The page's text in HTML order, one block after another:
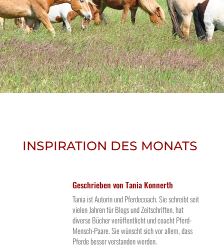
INSPIRATION DES MONATS
Geschrieben von Tania Konnerth
Tania ist Autorin und Pferdecoach. Sie schreibt seit
vielen Jahren für Blogs und Zeitschriften, hat
diverse Bücher veröffentlicht und coacht Pferd-
Mensch-Paare. Sie wünscht sich vor allem, dass
Pferde besser verstanden werden.